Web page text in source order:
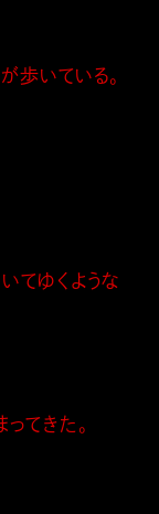
歩いている。
てゆくような
てきた。